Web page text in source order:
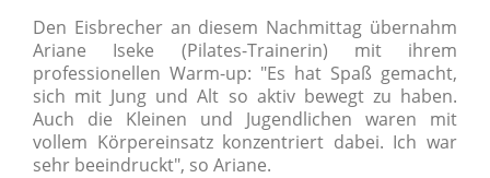
Den Eisbrecher an diesem Nachmittag übernahm
Ariane Iseke (Pilates-Trainerin) mit ihrem
professionellen Warm-up: "Es hat Spaß gemacht,
sich mit Jung und Alt so aktiv bewegt zu haben.
Auch die Kleinen und Jugendlichen waren mit
vollem Körpereinsatz konzentriert dabei. Ich war
sehr beeindruckt", so Ariane.